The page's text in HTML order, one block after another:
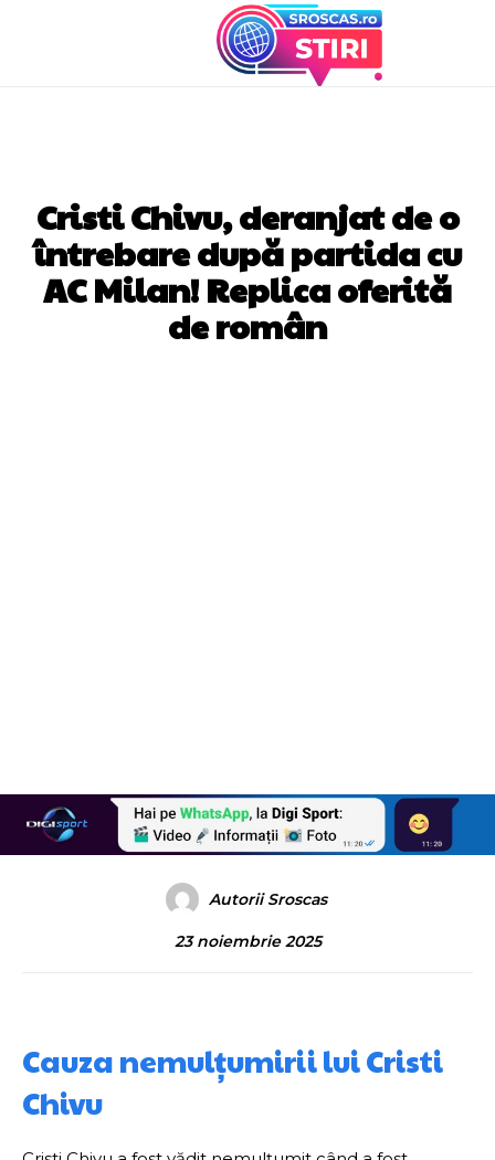
Cristi Chivu, deranjat de o
întrebare după partida cu
AC Milan! Replica oferită
de român
Autorii Sroscas
23 noiembrie 2025
Cauza nemulțumirii lui Cristi
Chivu